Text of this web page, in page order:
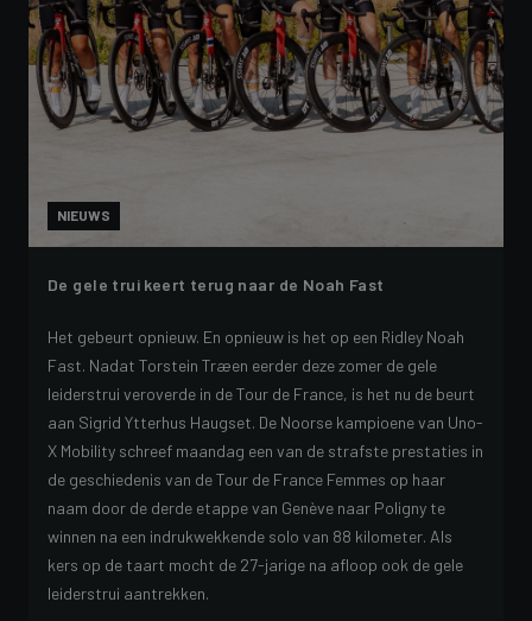
NIEUWS
De gele trui keert terug naar de Noah Fast
Het gebeurt opnieuw. En opnieuw is het op een Ridley Noah
Fast. Nadat Torstein Træen eerder deze zomer de gele
leiderstrui veroverde in de Tour de France, is het nu de beurt
aan Sigrid Ytterhus Haugset. De Noorse kampioene van Uno-
X Mobility schreef maandag een van de strafste prestaties in
de geschiedenis van de Tour de France Femmes op haar
naam door de derde etappe van Genève naar Poligny te
winnen na een indrukwekkende solo van 88 kilometer. Als
kers op de taart mocht de 27-jarige na afloop ook de gele
leiderstrui aantrekken.